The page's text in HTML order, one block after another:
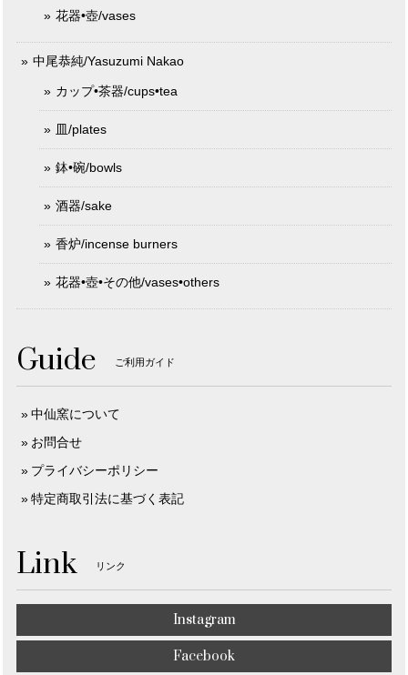
花器•壺/vases
中尾恭純/Yasuzumi Nakao
カップ•茶器/cups•tea
皿/plates
鉢•碗/bowls
酒器/sake
香炉/incense burners
花器•壺•その他/vases•others
Guide ご利用ガイド
中仙窯について
お問合せ
プライバシーポリシー
特定商取引法に基づく表記
Link リンク
Instagram
Facebook